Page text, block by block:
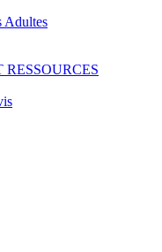
Adultes
RESSOURCES